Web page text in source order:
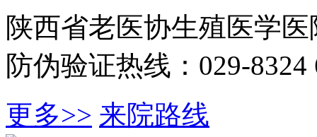
陕西省老医协生殖医学医
防伪验证热线：029-8324
更多>> 来院路线